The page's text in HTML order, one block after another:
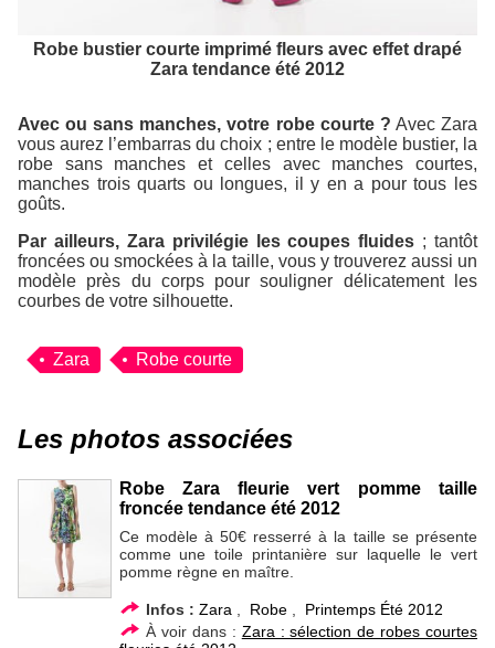
Robe bustier courte imprimé fleurs avec effet drapé
Zara tendance été 2012
Avec ou sans manches, votre robe courte ? Avec Zara
vous aurez l’embarras du choix ; entre le modèle bustier, la
robe sans manches et celles avec manches courtes,
manches trois quarts ou longues, il y en a pour tous les
goûts.
Par ailleurs, Zara privilégie les coupes fluides ; tantôt
froncées ou smockées à la taille, vous y trouverez aussi un
modèle près du corps pour souligner délicatement les
courbes de votre silhouette.
Zara Robe courte
Les photos associées
Robe Zara fleurie vert pomme taille
froncée tendance été 2012
Ce modèle à 50€ resserré à la taille se présente
comme une toile printanière sur laquelle le vert
pomme règne en maître.
Infos : Zara Robe, Printemps Été 2012
À voir dans : Zara : sélection de robes courtes